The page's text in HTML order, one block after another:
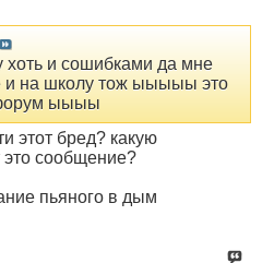
и сошибками да мне
и на школу тож ыыыыы это
ыыыы
этот бред? какую
это сообщение?
пьяного в дым